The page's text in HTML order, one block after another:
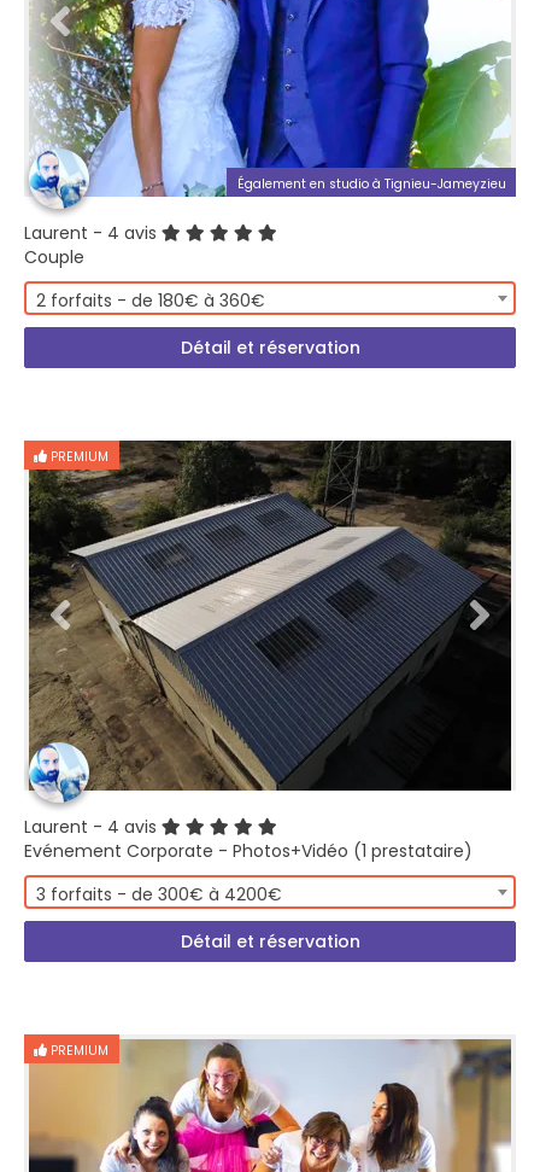
Également en studio à Tignieu-Jameyzieu
Laurent - 4 avis
Couple
2 forfaits - de 180€ à 360€
Détail et réservation
PREMIUM
Laurent - 4 avis
Evénement Corporate - Photos+Vidéo (1 prestataire)
3 forfaits - de 300€ à 4200€
Détail et réservation
PREMIUM